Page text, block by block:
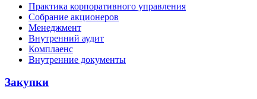
Практика корпоративного управления
Собрание акционеров
Менеджмент
Внутренний аудит
Комплаенс
Внутренние документы
Закупки